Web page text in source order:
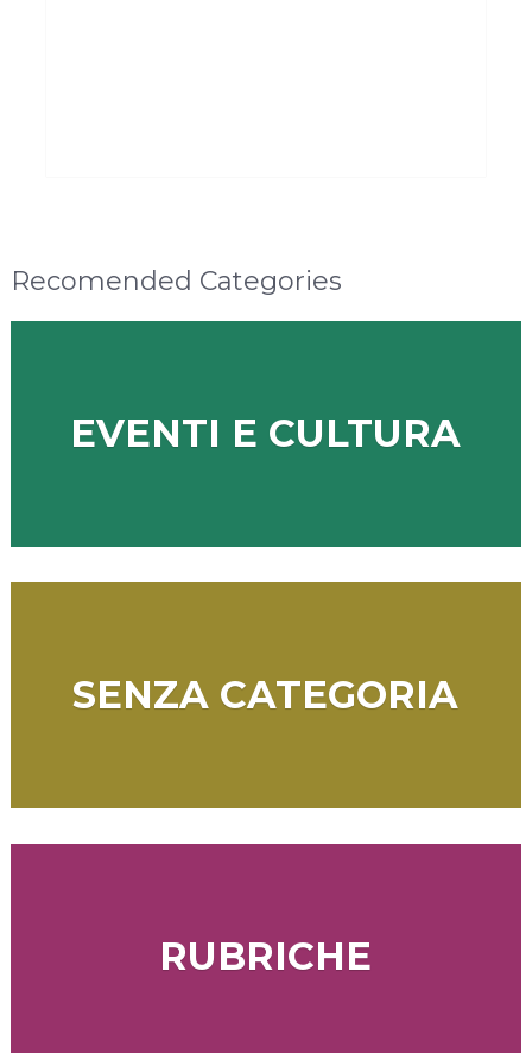
Recomended Categories
EVENTI E CULTURA
SENZA CATEGORIA
RUBRICHE